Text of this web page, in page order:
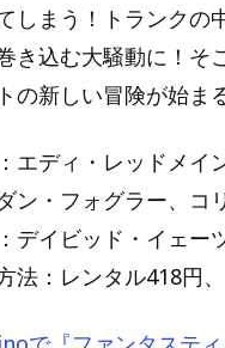
しまう！トランクの
き込む大騒動に！そ
の新しい冒険が始ま
エディ・レッドメイ
ン・フォグラー、コ
デイビッド・イェー
法：レンタル418円